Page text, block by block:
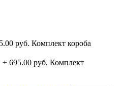
Комплект короба
Комплект